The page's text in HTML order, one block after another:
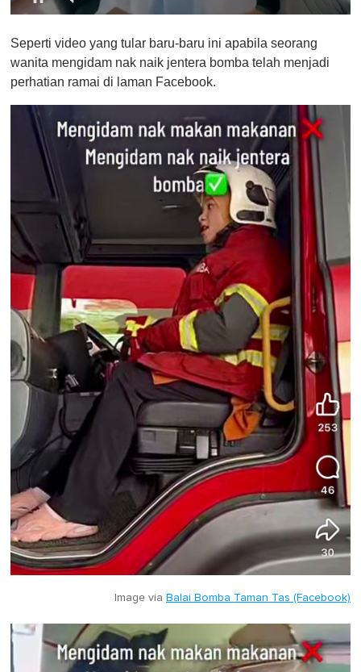
f
1
Seperti video yang tular baru-baru ini apabila seorang
wanita mengidam nak naik jentera bomba telah menjadi
perhatian ramai di laman Facebook.
Image via Balai Bomba Taman Tas (Facebook)